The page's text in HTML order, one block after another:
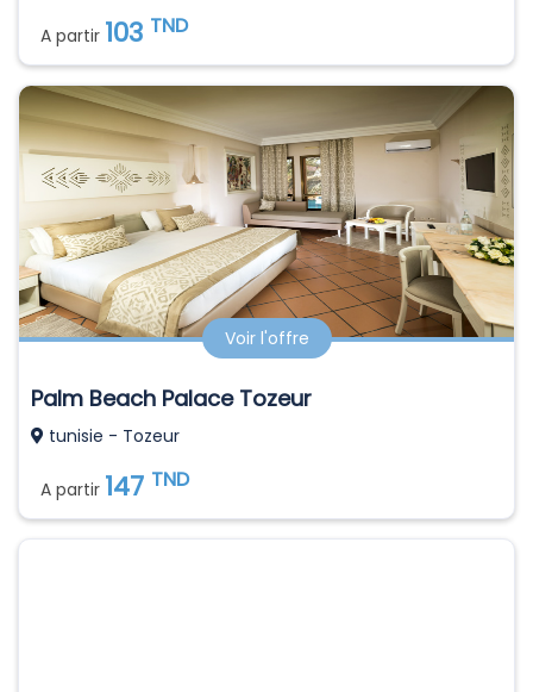
A partir 103 TND
Voir l'offre
Palm Beach Palace Tozeur
tunisie - Tozeur
A partir 147 TND